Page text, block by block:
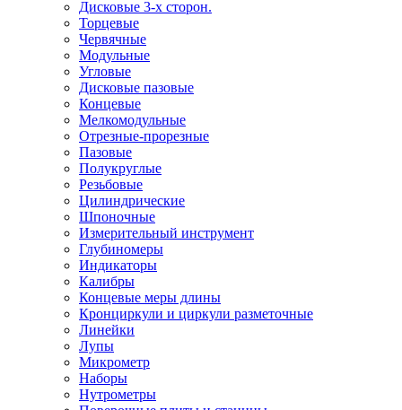
Дисковые 3-х сторон.
Торцевые
Червячные
Модульные
Угловые
Дисковые пазовые
Концевые
Мелкомодульные
Отрезные-прорезные
Пазовые
Полукруглые
Резьбовые
Цилиндрические
Шпоночные
Измерительный инструмент
Глубиномеры
Индикаторы
Калибры
Концевые меры длины
Кронциркули и циркули разметочные
Линейки
Лупы
Микрометр
Наборы
Нутрометры